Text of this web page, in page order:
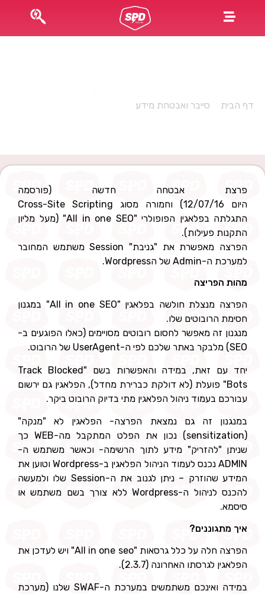
דף הבית
סייבר ואבטחת מידע
פרצת אבטחה חדשה (פורסמה
היום 12/07/16) וחמורה מסוג Cross-Site Scripting
התגלתה בפלאגין הפופולרי "All in one SEO" (מעל מליון
התקנות פעילות).
הפרצה מאפשרת את "גניבת" Session משתמש המחובר
למערכת ה-Admin של הWordpress.
מהות הפריצה
הפרצה מנצלת חולשה בפלאגין "All in one SEO" במגנון
חסימת הרובוטים שלו.
מנגנון זה מאפשר לחסום רובוטים מסויימים (כאלו הפוגעים ב-
SEO) מלבקר באתר שלכם לפי ה-UserAgent של הרובוט.
יחד עם זאת, במידה והאפשרות בשם "Track Blocked
Bots" פועלת (לא דולקת כברירת מחדל), הפלאגין גם ירשום
עבורכם בעמוד ניהול הפלאגין מתי בדיוק הרובוט ביקר.
במנגנון זה גם נמצאת הפרצה- הפלאגין לא "מנקה"
(sensitization) נכון את הפלט המתקבל מה-WEB כך
שניתן "להזריק" מידע לתוך הרשימה- וכאשר משתמש ה-
ADMIN נכנס לעמוד הניהול הפלאגין ב-Wordpress וטוען את
המידע שהוזרק – ניתן לגנוב את ה-Session שלו ולמעשה
להכנס לניהול ה-Wordpress ללא צורך בשם משתמש או
סיסמא.
איך מתגוננים?
הפרצה חלה על כלל גרסאות "All in one seo" ויש לעדכן את
הפלאגין לגרסתו האחרונה (2.3.7).
במידה ואינכם משתמשים במערכת ה-SWAF שלנו (מערכת